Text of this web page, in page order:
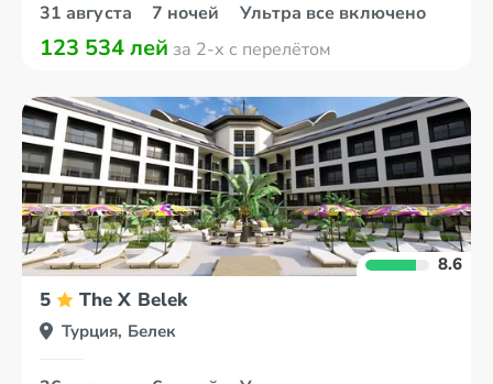
31 августа 7 ночей Ультра все включено
123 534 лей за 2-х с перелётом
8.6
5 The X Belek
Турция, Белек